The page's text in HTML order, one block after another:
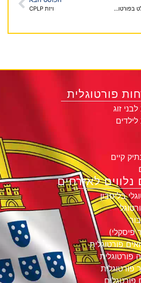
כיצד להגיש בקשה למקלט בפורטוגל? "ויזת פליט" ויזת CPLP
פורטוגלית
זוג
קיים
נלווים לאזרחים
בליסבון
פורטוגלית
פורטוגלית
פורטוגלית
פורטגלים